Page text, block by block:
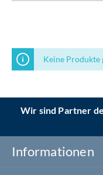
Keine Produkte
Wir sind Partner
Informationen